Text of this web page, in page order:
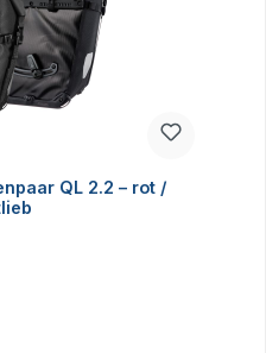
QL 2.2 – rot /